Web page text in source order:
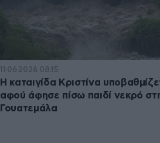
11·06·2026 08:15
Η καταιγίδα Κριστίνα
αφού άφησε πίσω παιδί νεκρό
Γουατεμάλα